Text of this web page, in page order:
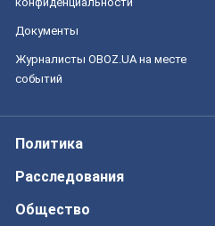
Документы
Журналисты OBOZ.UA на месте
событий
Политика
Расследования
Общество